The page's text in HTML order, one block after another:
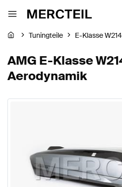
Tuningteile E-Klasse
AMG E-Klasse
Aerodynamik